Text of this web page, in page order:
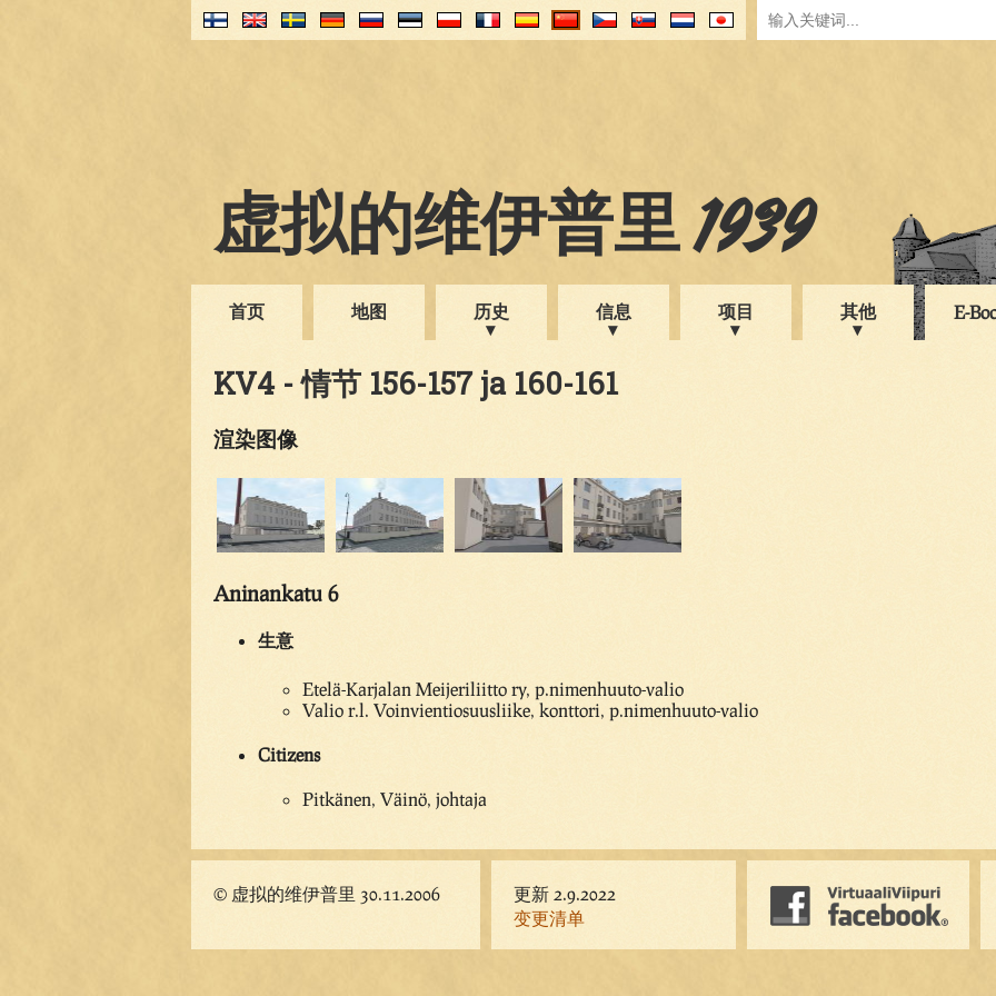
虚拟的维伊普里 1939
首页 地图 历史 信息 项目 其他 E-
KV4 - 情节 156-157 ja 160-161
渲染图像
Aninankatu 6
生意
Etelä-Karjalan Meijeriliitto ry, p.nimenhuuto-valio
Valio r.l. Voinvientiosuusliike, konttori, p.nimenhuuto-valio
Citizens
Pitkänen, Väinö, johtaja
© 虚拟的维伊普里 30.11.2006
更新 2.9.2022
变更清单